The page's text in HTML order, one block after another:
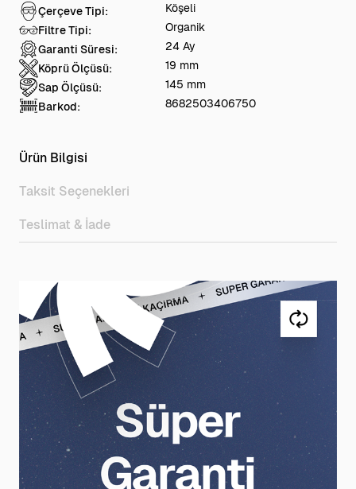
Çerçeve Tipi:
Köşeli
Filtre Tipi:
Organik
Garanti Süresi:
24 Ay
Köprü Ölçüsü:
19 mm
Sap Ölçüsü:
145 mm
Barkod:
8682503406750
Ürün Bilgisi
Taksit Seçenekleri
Teslimat & İade